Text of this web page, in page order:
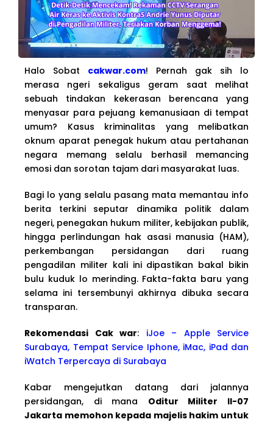
Halo Sobat cakwar.com! Pernah gak sih lo
merasa ngeri sekaligus geram saat melihat
sebuah tindakan kekerasan berencana yang
menyasar para pejuang kemanusiaan di tempat
umum? Kasus kriminalitas yang melibatkan
oknum aparat penegak hukum atau pertahanan
negara memang selalu berhasil memancing
emosi dan sorotan tajam dari masyarakat luas.
Bagi lo yang selalu pasang mata memantau info
berita terkini seputar dinamika politik dalam
negeri, penegakan hukum militer, kebijakan publik,
hingga perlindungan hak asasi manusia (HAM),
perkembangan persidangan dari ruang
pengadilan militer kali ini dipastikan bakal bikin
bulu kuduk lo merinding. Fakta-fakta baru yang
selama ini tersembunyi akhirnya dibuka secara
transparan.
Rekomendasi Cak war: iJoe – Apple Service
Surabaya, Tempat Service Iphone, iMac, iPad dan
iWatch Terpercaya di Surabaya
Kabar mengejutkan datang dari jalannya
persidangan, di mana Oditur Militer II-07
Jakarta memohon kepada majelis hakim untuk